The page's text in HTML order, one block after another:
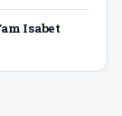
Isabet